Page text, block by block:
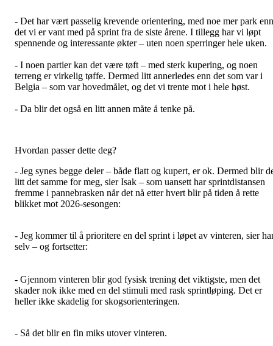
- Det har vært passelig krevende orientering, med noe mer park enn
det vi er vant med på sprint fra de siste årene. I tillegg har vi løpt
spennende og interessante økter – uten noen sperringer hele uken.
- I noen partier kan det være tøft – med sterk kupering, og noen
terreng er virkelig tøffe. Dermed litt annerledes enn det som var i
Belgia – som var hovedmålet, og det vi trente mot i hele høst.
- Da blir det også en litt annen måte å tenke på.
Hvordan passer dette deg?
- Jeg synes begge deler – både flatt og kupert, er ok. Dermed blir
litt det samme for meg, sier Isak – som uansett har sprintdistansen
fremme i pannebrasken når det nå etter hvert blir på tiden å rette
blikket mot 2026-sesongen:
- Jeg kommer til å prioritere en del sprint i løpet av vinteren, sier
selv – og fortsetter:
- Gjennom vinteren blir god fysisk trening det viktigste, men det
skader nok ikke med en del stimuli med rask sprintløping. Det er
heller ikke skadelig for skogsorienteringen.
- Så det blir en fin miks utover vinteren.